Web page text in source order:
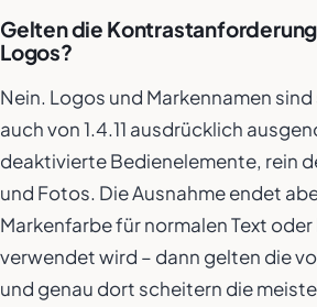
Gelten die
Logos?
Nein. Logos und Markennamen
auch von 1.4.11 ausdrücklich
deaktivierte Bedienelemente, rein
und Fotos. Die Ausnahme endet
Markenfarbe für normalen Text
verwendet wird – dann gelten die
und genau dort scheitern die